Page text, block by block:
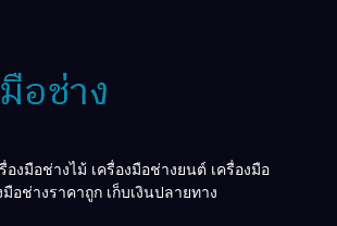
องมือช่างไม้ เครื่องมือช่างยนต์ เครื่องมือ
อช่างราคาถูก เก็บเงินปลายทาง